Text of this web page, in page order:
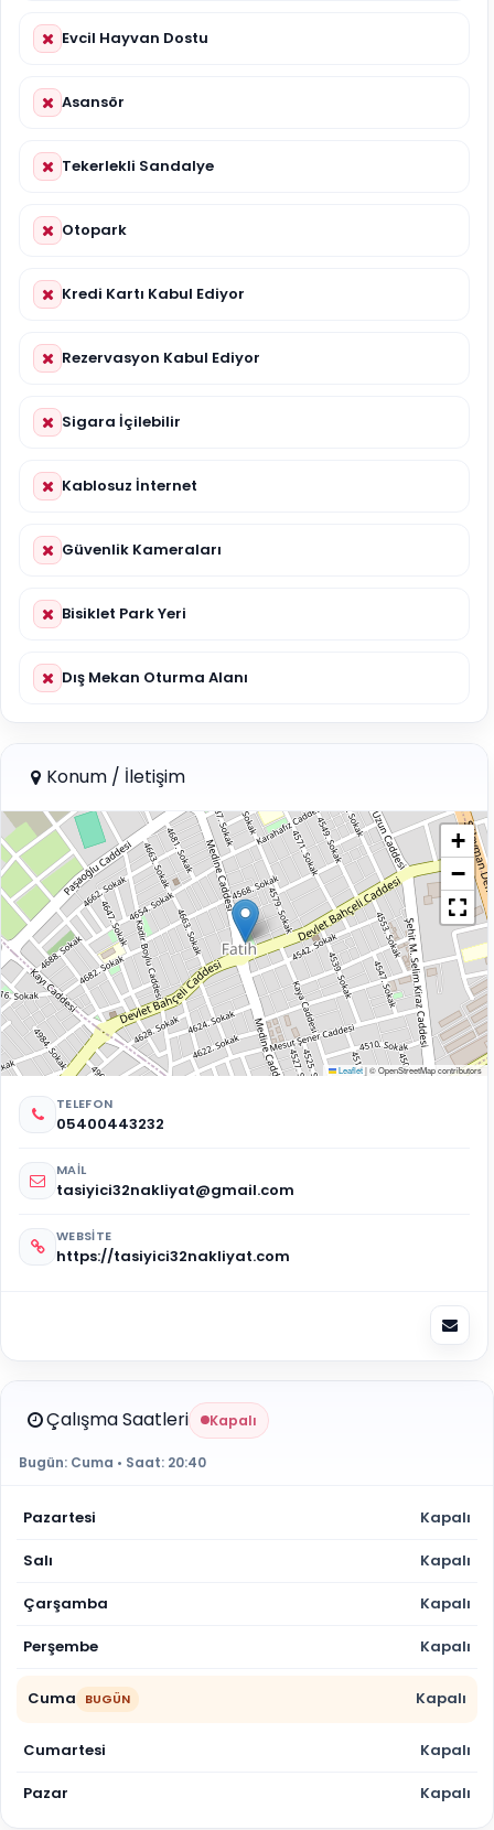
Evcil Hayvan Dostu
Asansör
Tekerlekli Sandalye
Otopark
Kredi Kartı Kabul Ediyor
Rezervasyon Kabul Ediyor
Sigara İçilebilir
Kablosuz İnternet
Güvenlik Kameraları
Bisiklet Park Yeri
Dış Mekan Oturma Alanı
Konum / İletişim
+
−
Leaflet|© OpenStreetMap contributors
TELEFON
05400443232
MAIL
tasiyici32nakliyat@gmail.com
WEBSITE
https://tasiyici32nakliyat.com
Çalışma Saatleri Kapalı
Bugün: Cuma • Saat: 20:40
Pazartesi Kapalı
Salı Kapalı
Çarşamba Kapalı
Perşembe Kapalı
Cuma BUGÜN Kapalı
Cumartesi Kapalı
Pazar Kapalı